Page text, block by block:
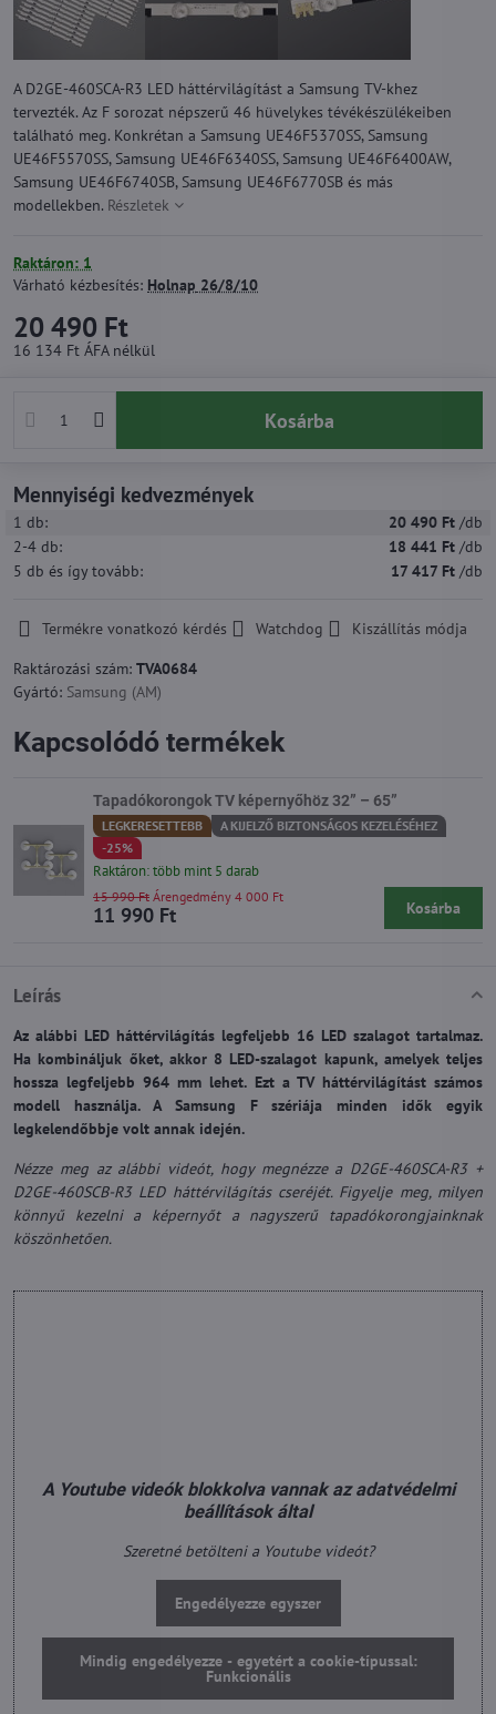
A D2GE-460SCA-R3 LED háttérvilágítást a Samsung TV-khez
tervezték. Az F sorozat népszerű 46 hüvelykes tévékészülékeiben
található meg. Konkrétan a Samsung UE46F5370SS, Samsung
UE46F5570SS, Samsung UE46F6340SS, Samsung UE46F6400AW,
Samsung UE46F6740SB, Samsung UE46F6770SB és más
modellekben. Részletek
Raktáron: 1
Várható kézbesítés: Holnap 26/8/10
20 490 Ft
16 134 Ft ÁFA nélkül
Kosárba
Mennyiségi kedvezmények
1 db: 20 490 Ft /db
2-4 db: 18 441 Ft /db
5 db és így tovább: 17 417 Ft /db
Termékre vonatkozó kérdés Watchdog
Kiszállítás módja
Raktározási szám: TVA0684
Gyártó: Samsung (AM)
Leírás
Az alábbi LED háttérvilágítás legfeljebb 16 LED szalagot tartalmaz.
Ha kombináljuk őket, akkor 8 LED-szalagot kapunk, amelyek teljes
hossza legfeljebb 964 mm lehet. Ezt a TV háttérvilágítást számos
modell használja. A Samsung F szériája minden idők egyik
legkelendőbbje volt annak idején.
Nézze meg az alábbi videót, hogy megnézze a D2GE-460SCA-R3 +
D2GE-460SCB-R3 LED háttérvilágítás cseréjét. Figyelje meg, milyen
könnyű kezelni a képernyőt a nagyszerű tapadókorongjainknak
köszönhetően.
A Youtube videók blokkolva vannak az adatvédelmi
beállítások által
Szeretné betölteni a Youtube videót?
Engedélyezze egyszer
Mindig engedélyezze - egyetért a cookie-típussal:
Funkcionális
Kapcsolódó termékek
Tapadókorongok TV képernyőhöz 32” – 65”
LEGKERESETTEBB
A KIJELZŐ BIZTONSÁGOS KEZELÉSÉHEZ
-25%
Raktáron: több mint 5 darab
11 990 Ft
15 990 Ft Árengedmény 4 000 Ft
Kosárba